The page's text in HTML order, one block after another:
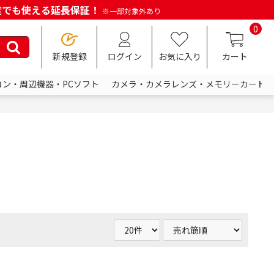
も使える延長保証！ ※一部対象外あり
新規登録 ログイン お気に入り
0
カート
ン・周辺機器・PCソフト
カメラ・カメラレンズ・メモリーカード